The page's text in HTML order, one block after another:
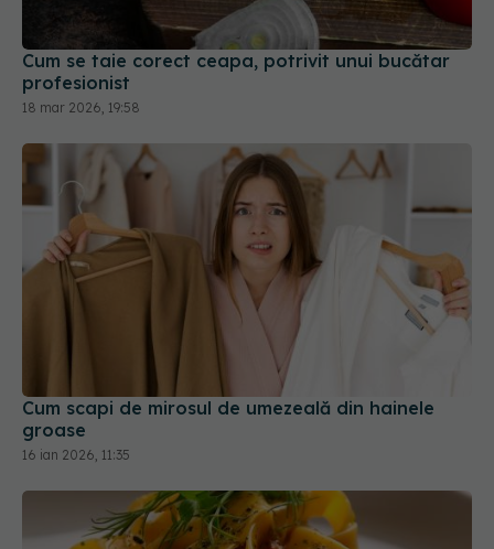
18 mar 2026, 19:58
Cum scapi de mirosul de umezeală din hainele